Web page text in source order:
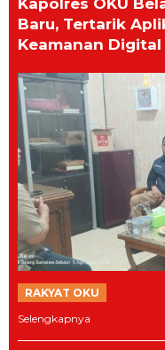
Kapolres OKU
Baru, Tertarik
Keamanan Digital
RAKYAT OKU
Selengkapnya